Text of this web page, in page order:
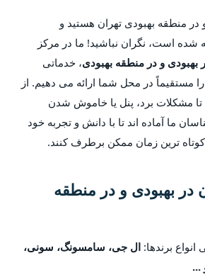
منطقه بهبودی تهران هستید و
شده است، نگران نباشید! ما در مرکز
بهبودی و در منطقه بهبودی، خدماتی
مستقیماً در محل شما ارائه می دهیم. از
مشکلات برد، پنل یا خاموش شدن
ما آماده اند تا با دانش و تجربه خود
ترین زمان ممکن برطرف کنند.
در بهبودی و در منطقه
برندها: ال جی، سامسونگ، سونی،
...